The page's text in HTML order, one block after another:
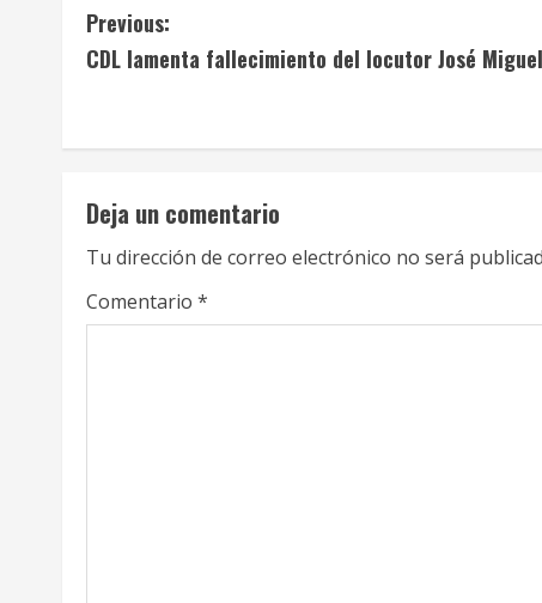
C
o
i
n
u
Previous:
CDL lamenta fallecimiento del locutor José
Deja un comentario
Tu dirección de correo electrónico no será
Comentario *